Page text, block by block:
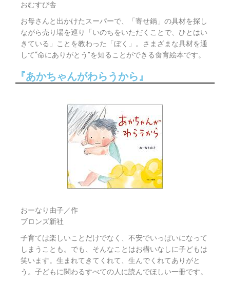
おむすび舎
お母さんと出かけたスーパーで、「寄せ鍋」の具材を探し
ながら売り場を巡り「いのちをいただくことで、ひとはい
きている」ことを教わった「ぼく」。さまざまな具材を通
して“命にありがとう”を知ることができる食育絵本です。
『あかちゃんがわらうから』
おーなり由子／作
ブロンズ新社
子育ては楽しいことだけでなく、不安でいっぱいになって
しまうことも。でも、そんなことはお構いなしに子どもは
笑います。生まれてきてくれて、生んでくれてありがと
う。子どもに関わるすべての人に読んでほしい一冊です。